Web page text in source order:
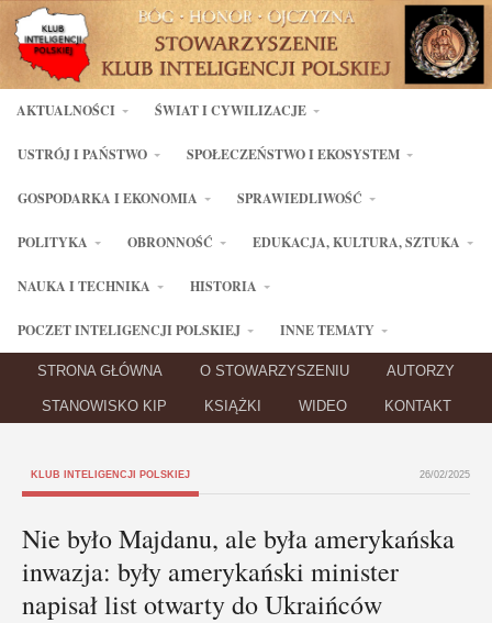
AKTUALNOŚCI ŚWIAT I CYWILIZACJE
USTRÓJ I PAŃSTWO SPOŁECZEŃSTWO I EKOSYSTEM
GOSPODARKA I EKONOMIA SPRAWIEDLIWOŚĆ
POLITYKA OBRONNOŚĆ EDUKACJA, KULTURA, SZTUKA
NAUKA I TECHNIKA HISTORIA
POCZET INTELIGENCJI POLSKIEJ INNE TEMATY
STRONA GŁÓWNA O STOWARZYSZENIU AUTORZY
STANOWISKO KIP KSIĄŻKI WIDEO KONTAKT
KLUB INTELIGENCJI POLSKIEJ 26/02/2025
Nie było Majdanu, ale była amerykańska
inwazja: były amerykański minister
napisał list otwarty do Ukraińców